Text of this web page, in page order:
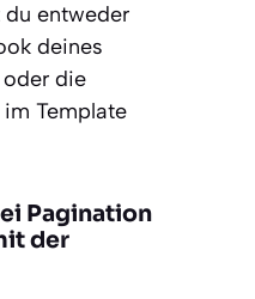
entweder
deines
die
Template
Pagination
der